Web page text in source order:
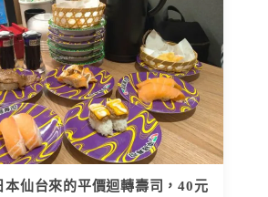
本仙台來的平價迴轉壽司，40元